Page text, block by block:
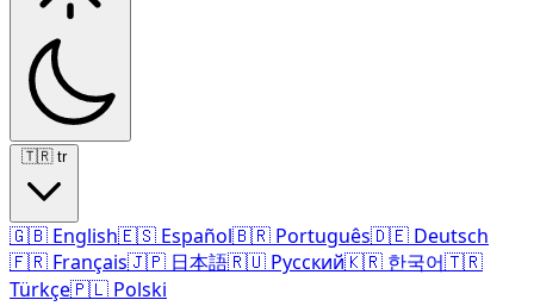
🇹🇷 tr
🇬🇧 English🇪🇸 Español🇧🇷 Português🇩🇪 Deutsch
🇫🇷 Français🇯🇵 日本語🇷🇺 Русский🇰🇷 한국어🇹🇷
Türkçe🇵🇱 Polski